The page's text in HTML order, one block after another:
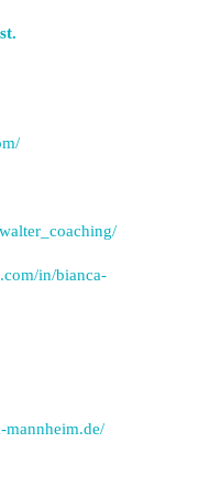
in/bianca-
mannheim.de/